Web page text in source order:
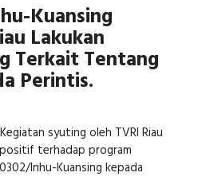
Kuansing
Lakukan
Terkait Tentang
Perintis.
syuting oleh TVRI Riau
terhadap program
Inhu-Kuansing kepada